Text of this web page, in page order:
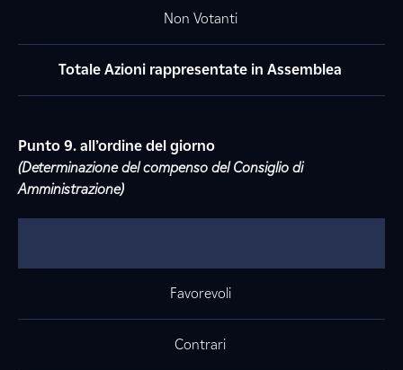
Non Votanti
Totale Azioni rappresentate in Assemblea
Punto 9. all’ordine del giorno
(Determinazione del compenso del Consiglio di
Amministrazione)
Favorevoli
Contrari